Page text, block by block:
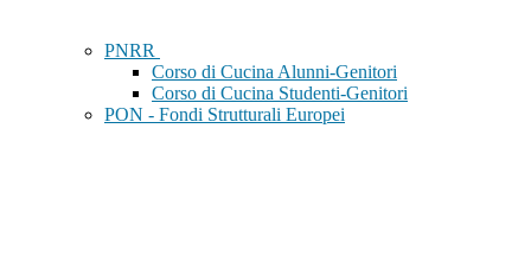
PNRR
Corso di Cucina Alunni-Genitori
Corso di Cucina Studenti-Genitori
PON - Fondi Strutturali Europei